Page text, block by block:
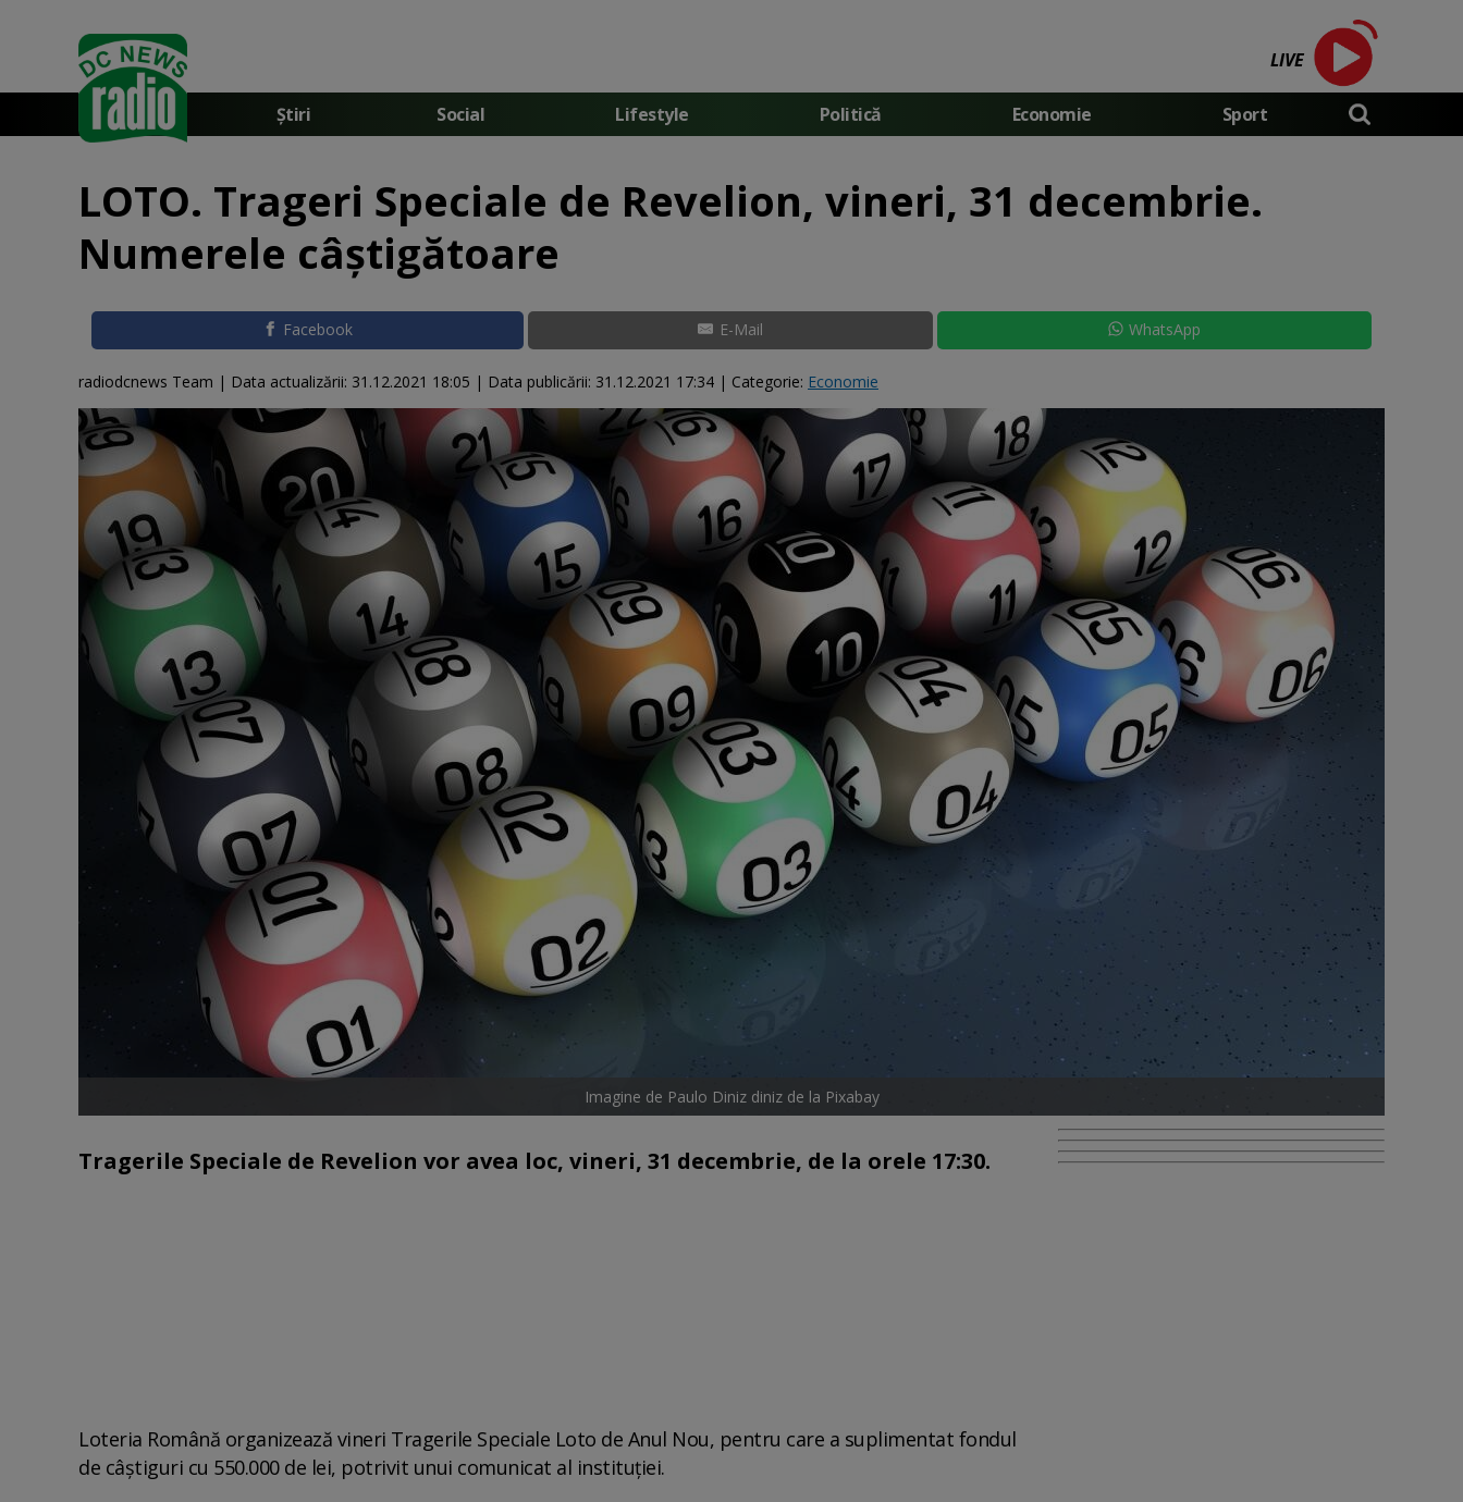
LIVE
Știri Social Lifestyle Politică Economie Sport
LOTO. Trageri Speciale de Revelion, vineri, 31 decembrie.
Numerele câștigătoare
Facebook E-Mail WhatsApp
radiodcnews Team | Data actualizării: 31.12.2021 18:05 | Data publicării: 31.12.2021 17:34 | Categorie: Economie
Imagine de Paulo Diniz diniz de la Pixabay
Tragerile Speciale de Revelion vor avea loc, vineri, 31 decembrie, de la orele 17:30.
Loteria Română organizează vineri Tragerile Speciale Loto de Anul Nou, pentru care a suplimentat fondul
de câştiguri cu 550.000 de lei, potrivit unui comunicat al instituţiei.